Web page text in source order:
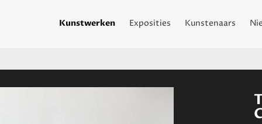
Kunstwerken Exposities Kunstenaars